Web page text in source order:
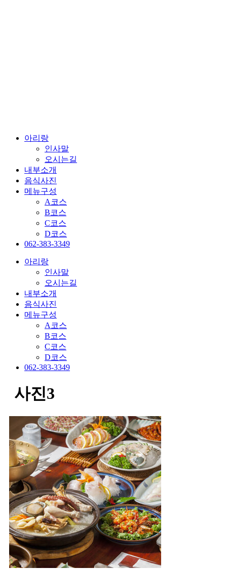
아리랑
인사말
오시는길
내부소개
음식사진
메뉴구성
A코스
B코스
C코스
D코스
062-383-3349
아리랑
인사말
오시는길
내부소개
음식사진
메뉴구성
A코스
B코스
C코스
D코스
062-383-3349
사진3